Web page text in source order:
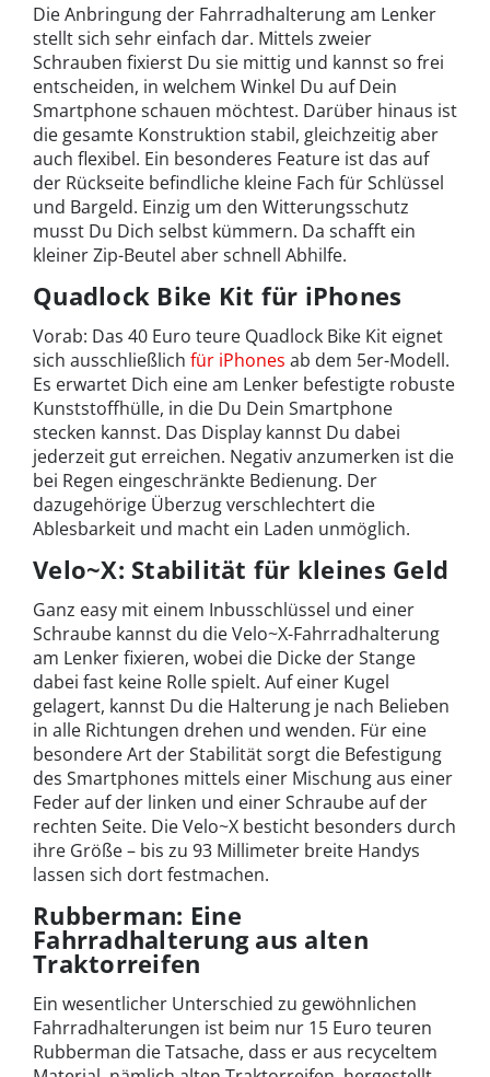
Die Anbringung der Fahrradhalterung am Lenker
stellt sich sehr einfach dar. Mittels zweier
Schrauben fixierst Du sie mittig und kannst so frei
entscheiden, in welchem Winkel Du auf Dein
Smartphone schauen möchtest. Darüber hinaus ist
die gesamte Konstruktion stabil, gleichzeitig aber
auch flexibel. Ein besonderes Feature ist das auf
der Rückseite befindliche kleine Fach für Schlüssel
und Bargeld. Einzig um den Witterungsschutz
musst Du Dich selbst kümmern. Da schafft ein
kleiner Zip-Beutel aber schnell Abhilfe.
Quadlock Bike Kit für iPhones
Vorab: Das 40 Euro teure Quadlock Bike Kit eignet
sich ausschließlich für iPhones ab dem 5er-Modell.
Es erwartet Dich eine am Lenker befestigte robuste
Kunststoffhülle, in die Du Dein Smartphone
stecken kannst. Das Display kannst Du dabei
jederzeit gut erreichen. Negativ anzumerken ist die
bei Regen eingeschränkte Bedienung. Der
dazugehörige Überzug verschlechtert die
Ablesbarkeit und macht ein Laden unmöglich.
Velo~X: Stabilität für kleines Geld
Ganz easy mit einem Inbusschlüssel und einer
Schraube kannst du die Velo~X-Fahrradhalterung
am Lenker fixieren, wobei die Dicke der Stange
dabei fast keine Rolle spielt. Auf einer Kugel
gelagert, kannst Du die Halterung je nach Belieben
in alle Richtungen drehen und wenden. Für eine
besondere Art der Stabilität sorgt die Befestigung
des Smartphones mittels einer Mischung aus einer
Feder auf der linken und einer Schraube auf der
rechten Seite. Die Velo~X besticht besonders durch
ihre Größe – bis zu 93 Millimeter breite Handys
lassen sich dort festmachen.
Rubberman: Eine
Fahrradhalterung aus alten
Traktorreifen
Ein wesentlicher Unterschied zu gewöhnlichen
Fahrradhalterungen ist beim nur 15 Euro teuren
Rubberman die Tatsache, dass er aus recyceltem